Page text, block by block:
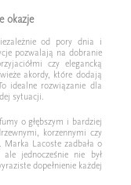
okazje
od pory dnia i
pozwalają na dobranie
czy elegancką
akordy, które dodają
idealne rozwiązanie dla
sytuacji.
o głębszym i bardziej
korzennymi czy
Lacoste zadbała o
jednocześnie nie był
dopełnienie każdej